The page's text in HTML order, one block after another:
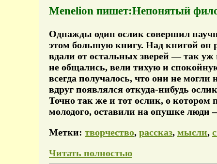
Menelion пишет:Непонятый
Однажды один ослик совершил
этом большую книгу. Над книгой он
вдали от остальных зверей — так уж
не общались, вели тихую и
всегда получалось, что они не
вдруг появлялся откуда-нибудь
Точно так же и тот ослик, о котором
молодого, оставили на опушке люди
Метки: творчество, рассказ, мысли,
Читать полностью